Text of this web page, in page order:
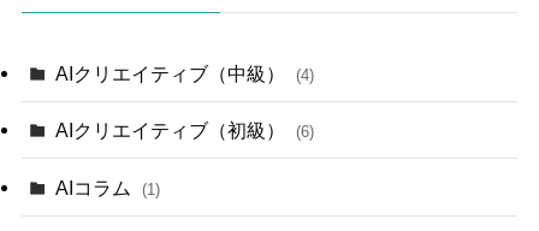
AIクリエイティブ（中級） (4)
AIクリエイティブ（初級） (6)
AIコラム (1)